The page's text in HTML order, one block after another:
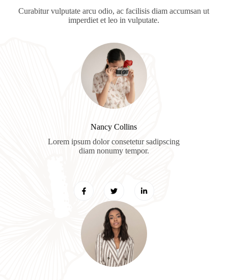
Curabitur vulputate arcu odio, ac facilisis diam accumsan ut
imperdiet et leo in vulputate.
Nancy Collins​
Lorem ipsum dolor consetetur sadipscing
diam nonumy tempor.